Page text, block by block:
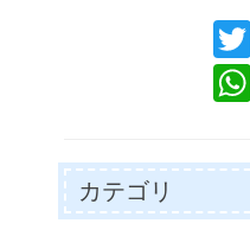
カテゴリ